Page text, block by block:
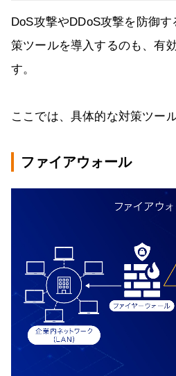
DoS攻撃やDDoS攻撃を防御
策ツールを導入するのも、有
す。
ここでは、具体的な対策ツー
ファイアウォール